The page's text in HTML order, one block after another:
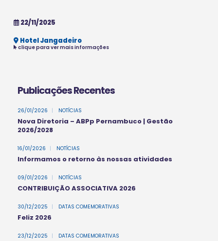
22/11/2025
Hotel Jangadeiro
clique para ver mais informações
Publicações Recentes
26/01/2026 | NOTÍCIAS
Nova Diretoria – ABPp Pernambuco | Gestão
2026/2028
16/01/2026 | NOTÍCIAS
Informamos o retorno às nossas atividades
09/01/2026 | NOTÍCIAS
CONTRIBUIÇÃO ASSOCIATIVA 2026
30/12/2025 | DATAS COMEMORATIVAS
Feliz 2026
23/12/2025 | DATAS COMEMORATIVAS